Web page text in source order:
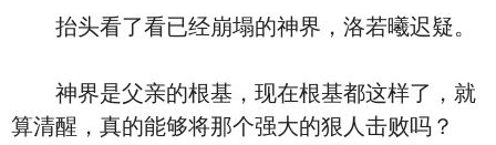
抬头看了看已经崩塌的神界，洛若曦迟疑。
神界是父亲的根基，现在根基都这样了，就
算清醒，真的能够将那个强大的狠人击败吗？